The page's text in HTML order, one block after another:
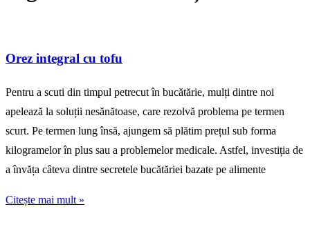
Orez integral cu tofu
Pentru a scuti din timpul petrecut în bucătărie, mulți dintre noi
apelează la soluții nesănătoase, care rezolvă problema pe termen
scurt. Pe termen lung însă, ajungem să plătim prețul sub forma
kilogramelor în plus sau a problemelor medicale. Astfel, investiția de
a învăța câteva dintre secretele bucătăriei bazate pe alimente
Citește mai mult »